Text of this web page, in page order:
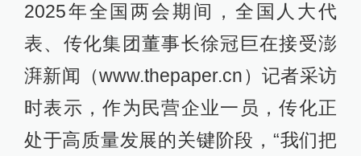
2025年全国两会期间，全国人大代
表、传化集团董事长徐冠巨在接受澎
湃新闻（www.thepaper.cn）记者采访
时表示，作为民营企业一员，传化正
处于高质量发展的关键阶段，“我们把